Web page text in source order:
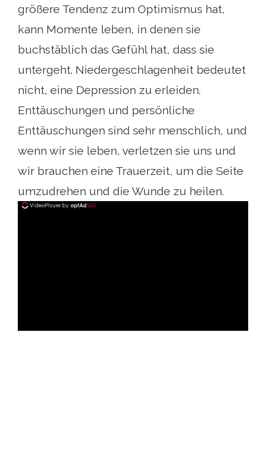
größere Tendenz zum Optimismus hat,
kann Momente leben, in denen sie
buchstäblich das Gefühl hat, dass sie
untergeht. Niedergeschlagenheit bedeutet
nicht, eine Depression zu erleiden.
Enttäuschungen und persönliche
Enttäuschungen sind sehr menschlich, und
wenn wir sie leben, verletzen sie uns und
wir brauchen eine Trauerzeit, um die Seite
umzudrehen und die Wunde zu heilen.